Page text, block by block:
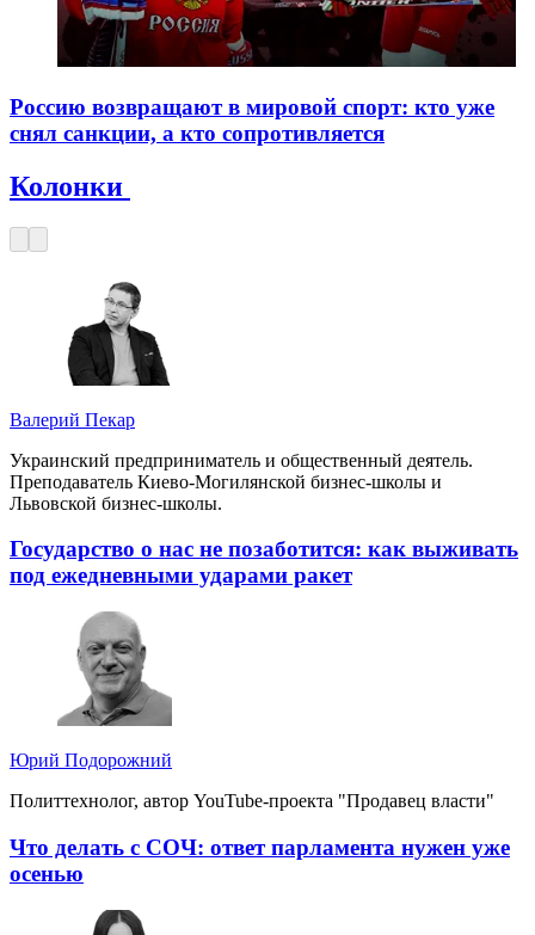
Россию возвращают в мировой спорт: кто уже
снял санкции, а кто сопротивляется
Колонки
Валерий Пекар
Украинский предприниматель и общественный деятель.
Преподаватель Киево-Могилянской бизнес-школы и
Львовской бизнес-школы.
Государство о нас не позаботится: как выживать
под ежедневными ударами ракет
Юрий Подорожний
Политтехнолог, автор YouTube-проекта "Продавец власти"
Что делать с СОЧ: ответ парламента нужен уже
осенью